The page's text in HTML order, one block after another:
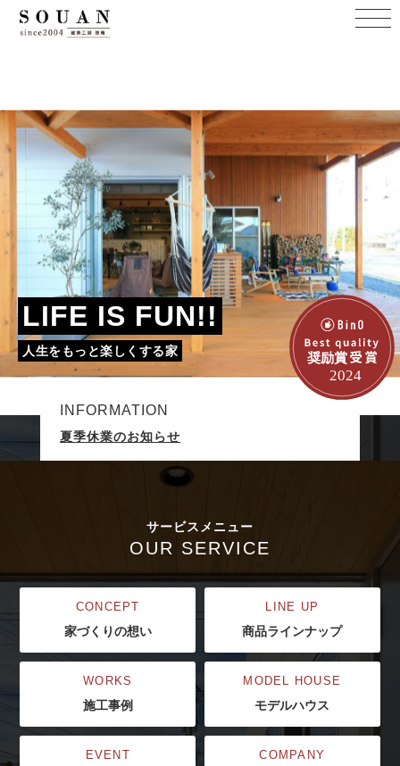
LIFE IS FUN!!
人生をもっと楽しくする家
INFORMATION
夏季休業のお知らせ
サービスメニュー
OUR SERVICE
CONCEPT
家づくりの想い
LINE UP
商品ラインナップ
WORKS
施工事例
MODEL HOUSE
モデルハウス
EVENT COMPANY